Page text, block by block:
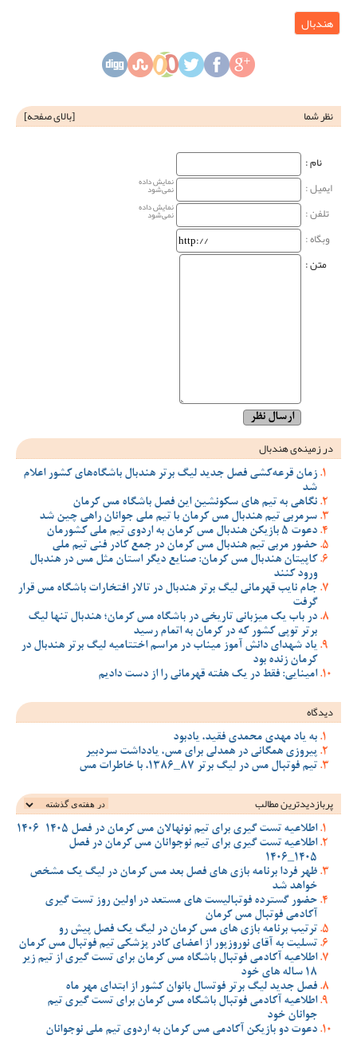
هندبال
نظر شما [بالای صفحه]
نام‌ :
ایمیل :
نمایش داده
نمی‌شود
تلفن : نمایش داده
نمی‌شود
وبگاه‌ :
متن :
در زمینه‌ی هندبال
زمان قرعه‌کشی فصل جدید لیگ برتر هندبال باشگاه‌های کشور اعلام
شد
نگاهی به تیم های سکونشین این فصل باشگاه مس کرمان
سرمربی تیم هندبال مس کرمان با تیم ملی جوانان راهی چین شد
دعوت 5 بازیکن هندبال مس کرمان به اردوی تیم ملی کشورمان
حضور مربی تیم هندبال مس کرمان در جمع کادر فنی تیم ملی
کاپیتان هندبال مس کرمان: صنایع دیگر استان مثل مس در هندبال
ورود کنند
جام نایب قهرمانی لیگ برتر هندبال در تالار افتخارات باشگاه مس قرار
گرفت
در باب یک میزبانی تاریخی در باشگاه مس کرمان؛ هندبال تنها لیگ
برتر توپی کشور که در کرمان به اتمام رسید
یاد شهدای دانش آموز میناب در مراسم اختتامیه لیگ برتر هندبال در
کرمان زنده بود
امینایی: فقط در یک هفته قهرمانی را از دست دادیم
دیدگاه
به یاد مهدی محمدی فقید، یادبود
پیروزی همگانی در همدلی برای مس، یادداشت سردبیر
تیم فوتبال مس در لیگ برتر 87_1386، با خاطرات مس
پربازدیدترین‌ مطالب
اطلاعیه تست گیری برای تیم نونهالان مس کرمان در فصل 1405-1406
اطلاعیه تست گیری برای تیم نوجوانان مس کرمان در فصل
1405_1406
ظهر فردا برنامه بازی های فصل بعد مس کرمان در لیگ یک مشخص
خواهد شد
حضور گسترده فوتبالیست های مستعد در اولین روز تست گیری
آکادمی فوتبال مس کرمان
ترتیب برنامه بازی های مس کرمان در لیگ یک فصل پیش رو
تسلیت به آقای نوروزپور از اعضای کادر پزشکی تیم فوتبال مس کرمان
اطلاعیه آکادمی فوتبال باشگاه مس کرمان برای تست گیری از تیم زیر
18 ساله های خود
فصل جدید لیگ برتر فوتسال بانوان کشور از ابتدای مهر ماه
اطلاعیه آکادمی فوتبال باشگاه مس کرمان برای تست گیری تیم
جوانان خود
دعوت دو بازیکن آکادمی مس کرمان به اردوی تیم ملی نوجوانان